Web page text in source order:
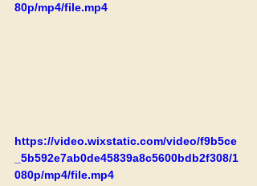
80p/mp4/file.mp4
https://video.wixstatic.com/video/f9b5ce
_5b592e7ab0de45839a8c5600bdb2f308/1
080p/mp4/file.mp4